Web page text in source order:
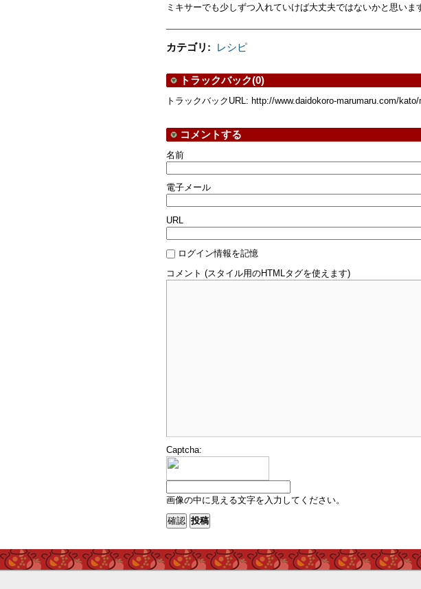
ミキサーでも少しずつ入れていけば大丈夫ではないかと思いま
カテゴリ : レシピ
トラックバック(0)
トラックバックURL: http://www.daidokoro-marumaru.com/
コメントする
名前
電子メール
URL
ログイン情報を記憶
コメント (スタイル用のHTMLタグを使えます)
Captcha:
画像の中に見える文字を入力してください。